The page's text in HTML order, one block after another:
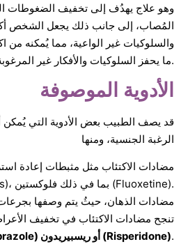
وهو علاج يهدُف إلى تخفيف الضغوطات
المُصاب، إلى جانب ذلك يجعل الشخص أكثر
والسلوكيات غير الواعية، مما يُمكنه
ما يحفز السلوكيات والأفكار غير المرغوبة وكيفية التعامل معها.
الأدوية الموصوفة
قد يصف الطبيب بعض الأدوية التي
الرغبة الجنسية، ومنها
مضادات الاكتئاب مثل مثبطات إعادة
الانتقائية (SSRIs)، بما في ذلك فلوكستين (Fluoxetine).
مضادات الذهان، حيثُ يتم وصفها
تنجح مضادات الاكتئاب في تخفيف
(Aripiprazole) أو ريسبيريدون (Risperidone).